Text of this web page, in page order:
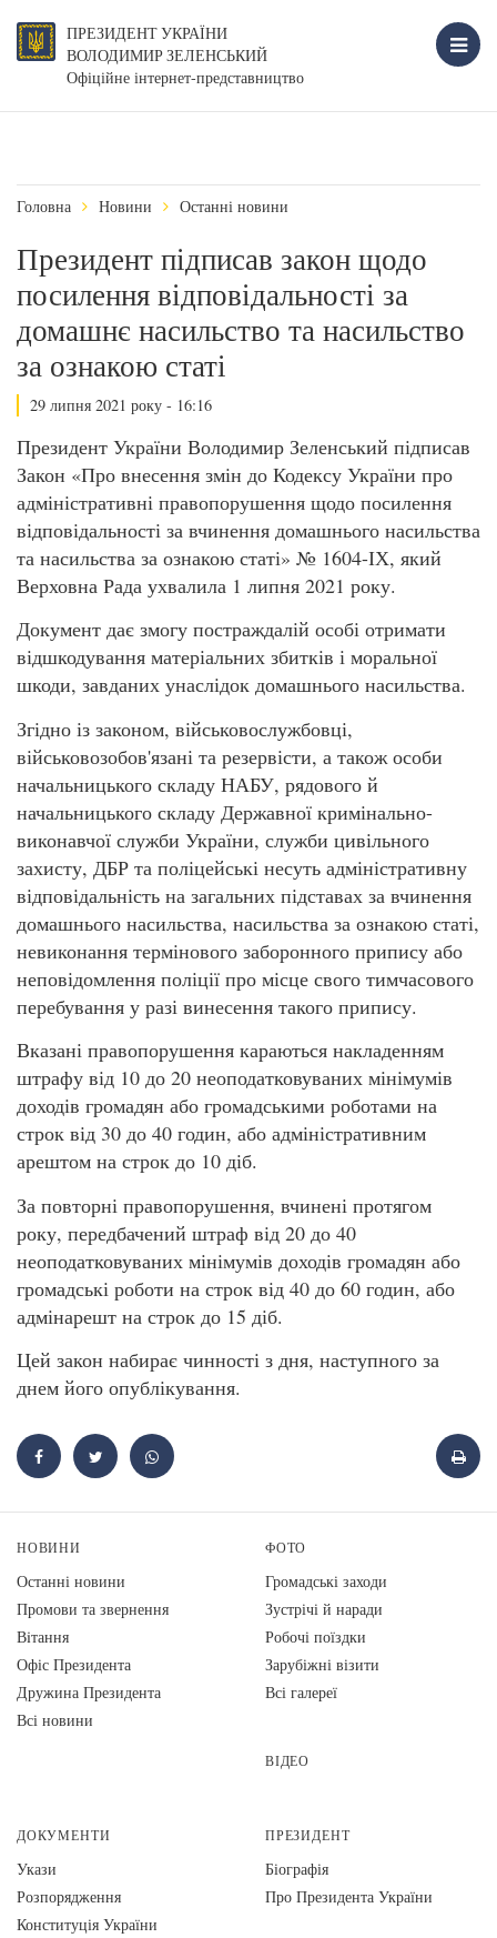
ПРЕЗИДЕНТ УКРАЇНИ
ВОЛОДИМИР ЗЕЛЕНСЬКИЙ
Офіційне інтернет-представництво
Головна Новини Останні новини
Президент підписав закон щодо
посилення відповідальності за
домашнє насильство та насильство
за ознакою статі
29 липня 2021 року - 16:16
Президент України Володимир Зеленський підписав
Закон «Про внесення змін до Кодексу України про
адміністративні правопорушення щодо посилення
відповідальності за вчинення домашнього насильства
та насильства за ознакою статі» № 1604-ІХ, який
Верховна Рада ухвалила 1 липня 2021 року.
Документ дає змогу постраждалій особі отримати
відшкодування матеріальних збитків і моральної
шкоди, завданих унаслідок домашнього насильства.
Згідно із законом, військовослужбовці,
військовозобов'язані та резервісти, а також особи
начальницького складу НАБУ, рядового й
начальницького складу Державної кримінально-
виконавчої служби України, служби цивільного
захисту, ДБР та поліцейські несуть адміністративну
відповідальність на загальних підставах за вчинення
домашнього насильства, насильства за ознакою статі,
невиконання термінового заборонного припису або
неповідомлення поліції про місце свого тимчасового
перебування у разі винесення такого припису.
Вказані правопорушення караються накладенням
штрафу від 10 до 20 неоподатковуваних мінімумів
доходів громадян або громадськими роботами на
строк від 30 до 40 годин, або адміністративним
арештом на строк до 10 діб.
За повторні правопорушення, вчинені протягом
року, передбачений штраф від 20 до 40
неоподатковуваних мінімумів доходів громадян або
громадські роботи на строк від 40 до 60 годин, або
адмінарешт на строк до 15 діб.
Цей закон набирає чинності з дня, наступного за
днем його опублікування.
НОВИНИ
Останні новини
Промови та звернення
Вiтання
Офіс Президента
Дружина Президента
Всі новини
ФОТО
Громадські заходи
Зустрічі й наради
Робочі поїздки
Зарубіжні візити
Всі галереї
ВІДЕО
ДОКУМЕНТИ
Укази
Розпорядження
Конституція України
ПРЕЗИДЕНТ
Біографія
Про Президента України